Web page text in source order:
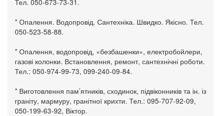
* Опалення. Водопровід. Сантехніка. Швидко. Якісно. Тел.
050-523-58-88.
* Опалення, водопровід, «безбашенки», електробойлери,
газові колонки. Встановлення, ремонт, сантехнічні роботи.
Тел.: 050-974-99-73, 099-240-09-84.
* Виготовлення пам’ятників, сходинок, підвіконників та ін. із
граніту, мармуру, гранітної крихти. Тел.: 095-707-92-09,
050-199-63-92, Віктор.